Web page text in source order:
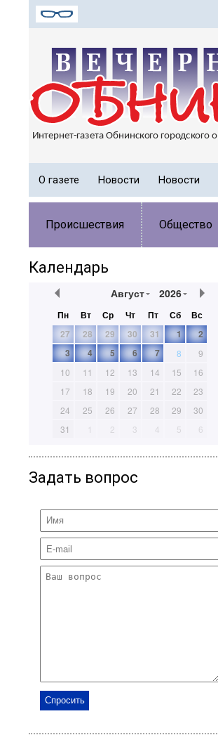
О газете Новости Новости
Происшествия Общество
Календарь
Август 2026
Пн Вт Ср Чт Пт Сб
Вс
27
28 29 30 31 1
2
3
4 5 6 7 8
9
10
11 12 13 14 15
16
17
18 19 20 21 22
23
24
25 26 27 28 29
30
31
1 2 3 4 5 6
Задать вопрос